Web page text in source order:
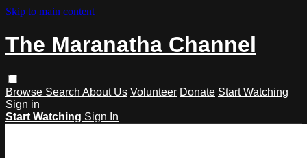
Skip to main content
The Maranatha Channel
Browse Search About Us Volunteer Donate Start Watching
Sign in
Start Watching Sign In